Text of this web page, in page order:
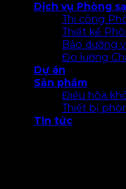
Dịch vụ Phòng
Thi công
Thiết kế
Bảo dưỡng
Đo lường
Dự án
Sản phẩm
Điều hòa
Thiết bị
Tin tức